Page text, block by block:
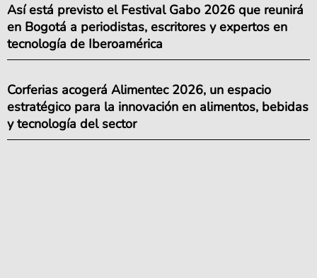
Así está previsto el Festival Gabo 2026 que reunirá
en Bogotá a periodistas, escritores y expertos en
tecnología de Iberoamérica
Corferias acogerá Alimentec 2026, un espacio
estratégico para la innovación en alimentos, bebidas
y tecnología del sector